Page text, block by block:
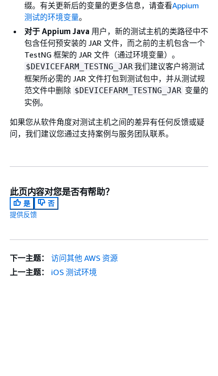
缀。有关更新后的变量的更多信息，请查看Appium
测试的环境变量。
对于 Appium Java 用户，新的测试主机的类路径中不
包含任何预安装的 JAR 文件，而之前的主机包含一个
TestNG 框架的 JAR 文件（通过环境变量）。
$DEVICEFARM_TESTNG_JAR我们建议客户将测试
框架所必需的 JAR 文件打包到测试包中，并从测试规
范文件中删除 $DEVICEFARM_TESTNG_JAR 变量的
实例。
如果您从软件角度对测试主机之间的差异有任何反馈或疑
问，我们建议您通过支持案例与服务团队联系。
此页内容对您是否有帮助？
是
否
提供反馈
下一主题：
访问其他 AWS 资源
上一主题：
iOS 测试环境